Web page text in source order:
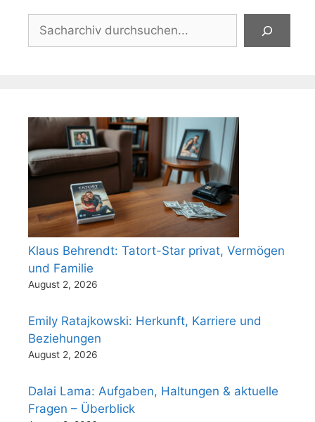
Suchen
Klaus Behrendt: Tatort-Star privat, Vermögen
und Familie
August 2, 2026
Emily Ratajkowski: Herkunft, Karriere und
Beziehungen
August 2, 2026
Dalai Lama: Aufgaben, Haltungen & aktuelle
Fragen – Überblick